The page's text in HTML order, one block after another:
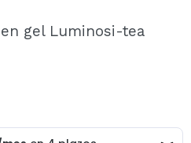
podrás realizar
el estado de tus
gel Luminosi-tea